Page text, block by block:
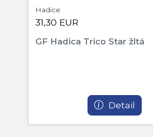
Hadice
31,30 EUR
GF Hadica Trico Star žltá
Detail